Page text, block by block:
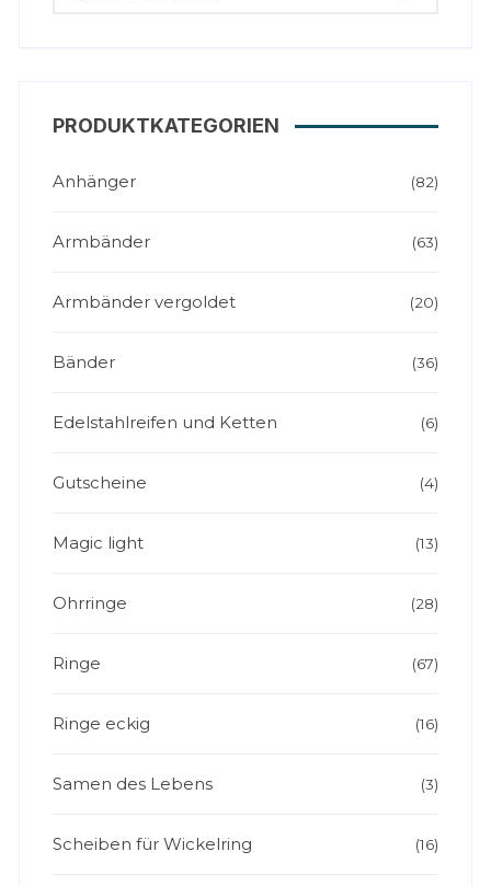
PRODUKTKATEGORIEN
Anhänger (82)
Armbänder (63)
Armbänder vergoldet (20)
Bänder (36)
Edelstahlreifen und Ketten (6)
Gutscheine (4)
Magic light (13)
Ohrringe (28)
Ringe (67)
Ringe eckig (16)
Samen des Lebens (3)
Scheiben für Wickelring (16)